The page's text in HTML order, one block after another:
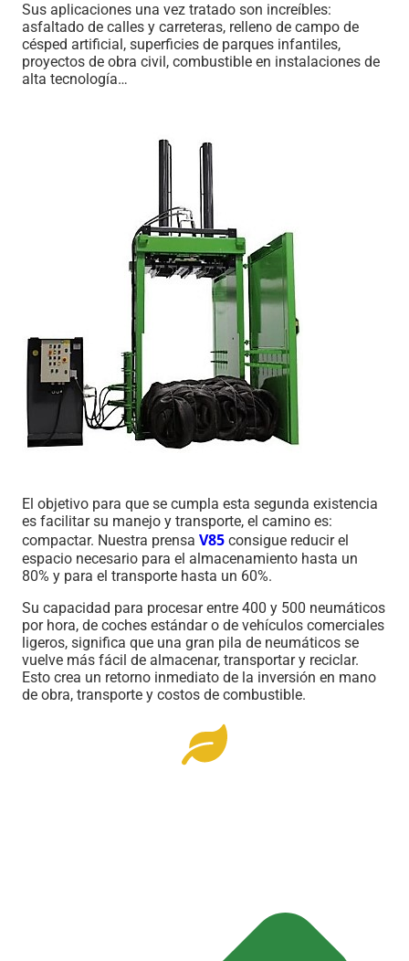
Sus aplicaciones una vez tratado son increíbles:
asfaltado de calles y carreteras, relleno de campo de
césped artificial, superficies de parques infantiles,
proyectos de obra civil, combustible en instalaciones de
alta tecnología…
El objetivo para que se cumpla esta segunda existencia
es facilitar su manejo y transporte, el camino es:
compactar. Nuestra prensa V85 consigue reducir el
espacio necesario para el almacenamiento hasta un
80% y para el transporte hasta un 60%.
Su capacidad para procesar entre 400 y 500 neumáticos
por hora, de coches estándar o de vehículos comerciales
ligeros, significa que una gran pila de neumáticos se
vuelve más fácil de almacenar, transportar y reciclar.
Esto crea un retorno inmediato de la inversión en mano
de obra, transporte y costos de combustible.